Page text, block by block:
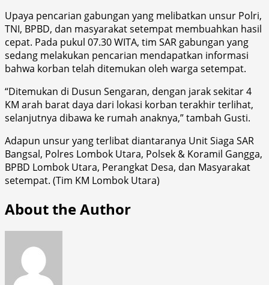
Upaya pencarian gabungan yang melibatkan unsur Polri,
TNI, BPBD, dan masyarakat setempat membuahkan hasil
cepat. Pada pukul 07.30 WITA, tim SAR gabungan yang
sedang melakukan pencarian mendapatkan informasi
bahwa korban telah ditemukan oleh warga setempat.
“Ditemukan di Dusun Sengaran, dengan jarak sekitar 4
KM arah barat daya dari lokasi korban terakhir terlihat,
selanjutnya dibawa ke rumah anaknya,” tambah Gusti.
Adapun unsur yang terlibat diantaranya Unit Siaga SAR
Bangsal, Polres Lombok Utara, Polsek & Koramil Gangga,
BPBD Lombok Utara, Perangkat Desa, dan Masyarakat
setempat. (Tim KM Lombok Utara)
About the Author